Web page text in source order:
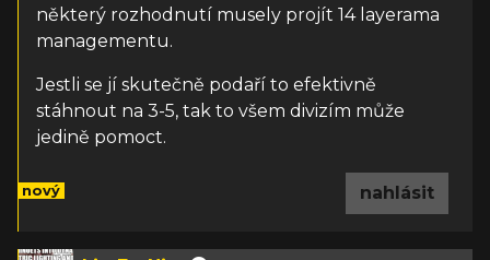
některý rozhodnutí musely projít 14 layerama
managementu.
Jestli se jí skutečně podaří to efektivně
stáhnout na 3-5, tak to všem divizím může
jedině pomoct.
nový nahlásit